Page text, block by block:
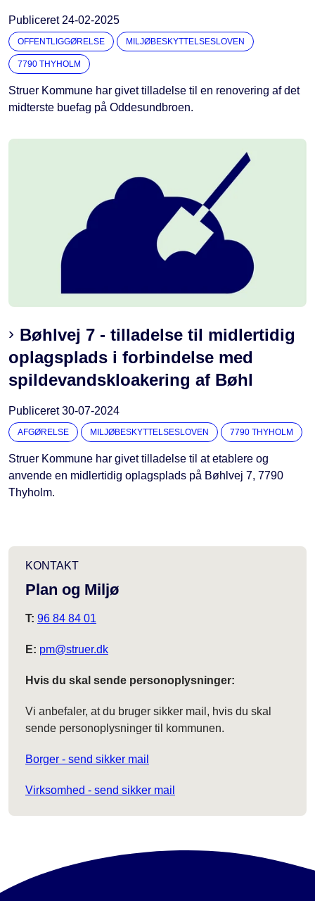
Publiceret 24-02-2025
OFFENTLIGGØRELSE MILJØBESKYTTELSESLOVEN
7790 THYHOLM
Struer Kommune har givet tilladelse til en renovering af det
midterste buefag på Oddesundbroen.
Bøhlvej 7 - tilladelse til midlertidig
oplagsplads i forbindelse med
spildevandskloakering af Bøhl
Publiceret30-07-2024
AFGØRELSE MILJØBESKYTTELSESLOVEN 7790 THYHOLM
Struer Kommune har givet tilladelse til at etablere og
anvende en midlertidig oplagsplads på Bøhlvej 7, 7790
Thyholm.
KONTAKT
Plan og Miljø
T: 96 84 84 01
E: pm@struer.dk
Hvis du skal sende personoplysninger:
Vi anbefaler, at du bruger sikker mail, hvis du skal
sende personoplysninger til kommunen.
Borger - send sikker mail
Virksomhed - send sikker mail